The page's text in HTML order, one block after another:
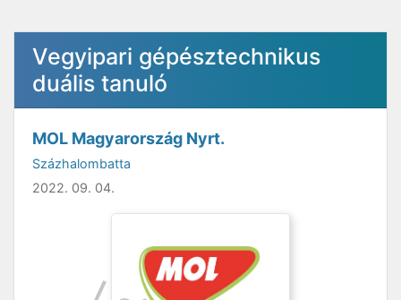
Vegyipari gépésztechnikus
duális tanuló
MOL Magyarország Nyrt.
Százhalombatta
2022. 09. 04.